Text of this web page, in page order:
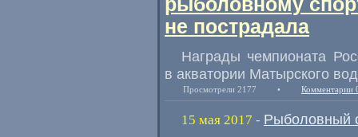
рыболовному
не пострадала
Награды чемпионата
в акватории Матырского
Просмотрели 2177 • Комментарии
15 мая 2017 - Рыболовный